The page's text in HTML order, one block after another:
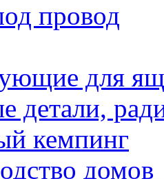
провод
для
детали,
кемпинг
домов